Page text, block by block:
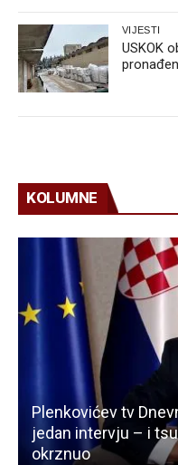
VIJESTI
USKOK
KOLUMNE
Plenkovićev tv
jedan intervju – i
okrznuo